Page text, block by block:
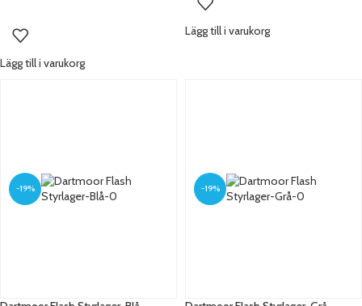
Lägg till i varukorg
Lägg till i varukorg
-19% -19%